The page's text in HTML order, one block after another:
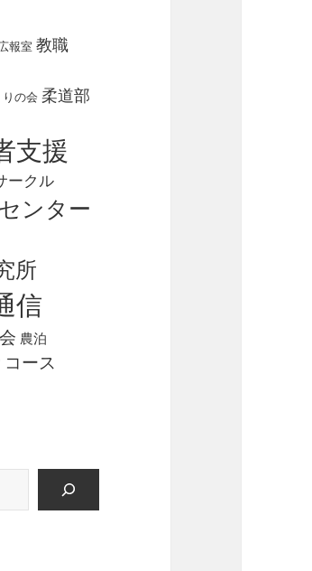
報室 教職
の会 柔道部
支援
ークル
ンター
所
信
農泊
コース